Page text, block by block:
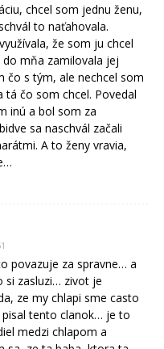
chcel som jednu ženu,
to naťahovala.
že som ju chcel
do mňa zamilovala jej
čo s tým, ale nechcel som
čo som chcel. Povedal
inú a bol som za
sa naschvál začali
A to ženy vravia,
povazuje za spravne… a
si zasluzi… zivot je
ze my chlapi sme casto
tento clanok… je to
medzi chlapom a